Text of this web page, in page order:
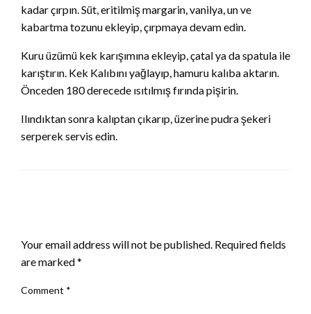
kadar çırpın. Süt, eritilmiş margarin, vanilya, un ve
kabartma tozunu ekleyip, çırpmaya devam edin.
Kuru üzümü kek karışımına ekleyip, çatal ya da spatula ile
karıştırın. Kek Kalıbını yağlayıp, hamuru kalıba aktarın.
Önceden 180 derecede ısıtılmış fırında pişirin.
Ilındıktan sonra kalıptan çıkarıp, üzerine pudra şekeri
serperek servis edin.
Your email address will not be published. Required fields
are marked*
Comment *